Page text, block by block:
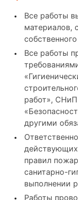
Все работы
материалов,
Все работы
работ»,
другими
правил
санитарно-
выполнении
Работы